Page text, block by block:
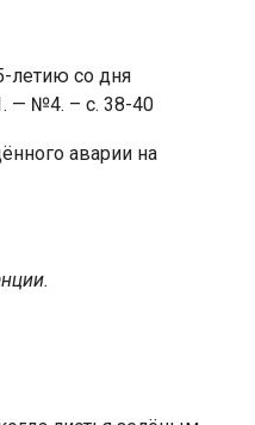
летию со дня
— №4. – с. 38-40
аварии на